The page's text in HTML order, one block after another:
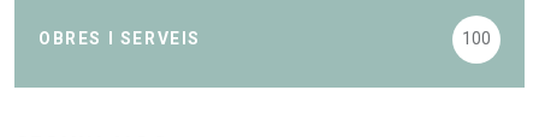
OBRES I SERVEIS 100